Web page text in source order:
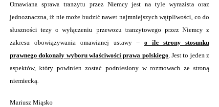
Omawiana sprawa tranzytu przez Niemcy jest na tyle wyrazista oraz
jednoznaczna, iż nie może budzić nawet najmniejszych wątpliwości, co do
słuszności tezy o wyłączeniu przewozu tranzytowego przez Niemcy z
zakresu obowiązywania omawianej ustawy – o ile strony stosunku
prawnego dokonały wyboru właściwości prawa polskiego. Jest to jeden z
aspektów, który powinien zostać podniesiony w rozmowach ze stroną
niemiecką.
Mariusz Miąsko